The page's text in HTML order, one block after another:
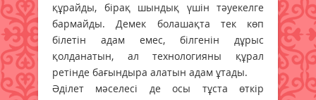
құрайды, бірақ шындық үшін тәуекелге
бармайды. Демек болашақта тек көп
білетін адам емес, білгенін дұрыс
қолданатын, ал технологияны құрал
ретінде бағындыра алатын адам ұтады.
Әділет мәселесі де осы тұста өткір